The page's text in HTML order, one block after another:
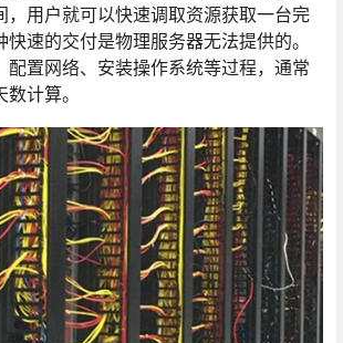
，用户就可以快速调取资源获取一台完
速的交付是物理服务器无法提供的。
配置网络、安装操作系统等过程，通常
计算。